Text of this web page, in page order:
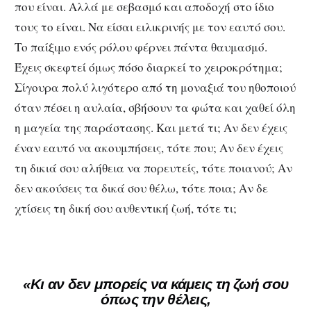
που είναι. Αλλά με σεβασμό και αποδοχή στο ίδιο
τους το είναι. Να είσαι ειλικρινής με τον εαυτό σου.
Το παίξιμο ενός ρόλου φέρνει πάντα θαυμασμό.
Έχεις σκεφτεί όμως πόσο διαρκεί το χειροκρότημα;
Σίγουρα πολύ λιγότερο από τη μοναξιά του ηθοποιού
όταν πέσει η αυλαία, σβήσουν τα φώτα και χαθεί όλη
η μαγεία της παράστασης. Και μετά τι; Aν δεν έχεις
έναν εαυτό να ακουμπήσεις, τότε που; Αν δεν έχεις
τη δικιά σου αλήθεια να πορευτείς, τότε πoιανού; Αν
δεν ακούσεις τα δικά σου θέλω, τότε ποια; Αν δε
χτίσεις τη δική σου αυθεντική ζωή, τότε τι;
«Κι αν δεν μπορείς να κάμεις τη ζωή σου
όπως την θέλεις,